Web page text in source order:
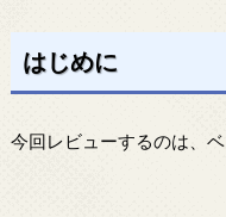
はじめに
今回レビューするのは、